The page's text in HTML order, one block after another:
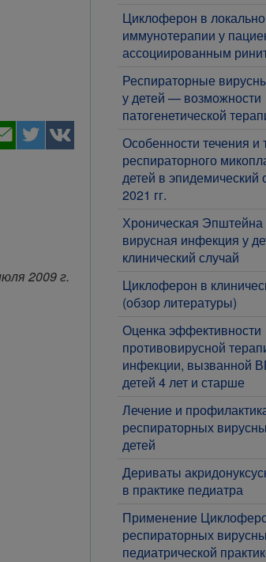
2009 г.
Циклоферон в
иммунотерапии у
ассоциированным
Респираторные
у детей — возможности
патогенетической
​Особенности течения и
респираторного
детей в эпидемический
2021 гг.
Хроническая
вирусная инфекция у
клинический случай
Циклоферон в
(обзор литературы)
Оценка эффективности
противовирусной
инфекции, вызванной
детей 4 лет и старше
Лечение и
респираторных
детей
Дериваты
в практике педиатра
Применение
респираторных
педиатрической